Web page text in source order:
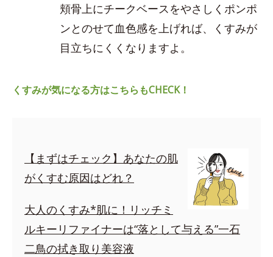
頬骨上にチークベースをやさしくポンポ
ンとのせて血色感を上げれば、くすみが
目立ちにくくなりますよ。
くすみが気になる方はこちらもCHECK！
【まずはチェック】あなたの肌
がくすむ原因はどれ？
大人のくすみ*肌に！リッチミ
ルキーリファイナーは“落として与える”一石
二鳥の拭き取り美容液